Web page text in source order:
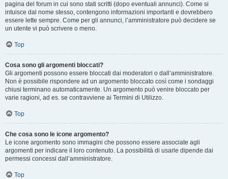
pagina del forum in cui sono stati scritti (dopo eventuali annunci). Come si
intuisce dal nome stesso, contengono informazioni importanti e dovrebbero
essere lette sempre. Come per gli annunci, l’amministratore può decidere se
un utente vi può scrivere o meno.
Top
Cosa sono gli argomenti bloccati?
Gli argomenti possono essere bloccati dai moderatori o dall’amministratore.
Non è possibile rispondere ad un argomento bloccato così come i sondaggi
chiusi terminano automaticamente. Un argomento può venire bloccato per
varie ragioni, ad es. se contravviene ai Termini di Utilizzo.
Top
Che cosa sono le icone argomento?
Le icone argomento sono immagini che possono essere associate agli
argomenti per indicare il loro contenuto. La possibilità di usarle dipende dai
permessi concessi dall’amministratore.
Top